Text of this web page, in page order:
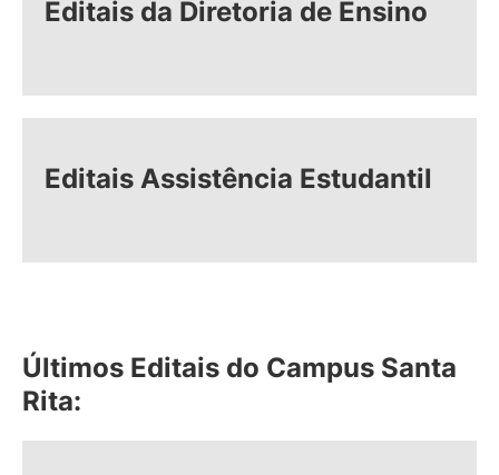
Editais da Diretoria de Ensino
Editais Assistência Estudantil
Últimos Editais do Campus Santa
Rita: